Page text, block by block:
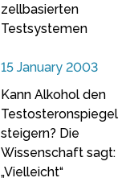
zellbasierten
Testsystemen
15 January 2003
Kann Alkohol den
Testosteronspiegel
steigern? Die
Wissenschaft sagt:
„Vielleicht“